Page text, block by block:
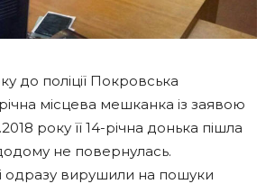
до поліції Покровська
місцева мешканка із заявою
року її 14-річна донька пішла
не повернулась.
одразу вирушили на пошуки